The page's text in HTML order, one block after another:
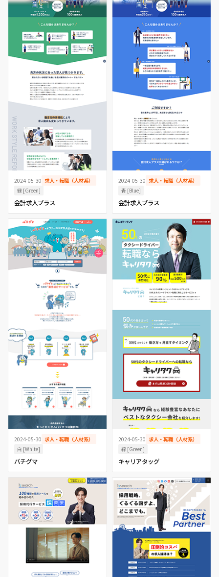
2024-05-30 求人・転職（人材系）
緑 [Green]
会計求人プラス
2024-05-30 求人・転職（人材系）
青 [Blue]
会計求人プラス
2024-05-30 求人・転職（人材系）
白 [White]
バチグマ
2024-05-30 求人・転職（人材系）
緑 [Green]
キャリアタッグ